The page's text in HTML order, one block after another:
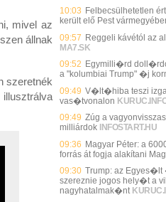
mivel az
állnak
szeretnék
illusztrálva
10:03 Felbecsülhetetlen
került elő Pest
09:57 Reggeli kávétól az
MA7.SK
09:52 Egymilli�rd
a "kolumbiai Trump" �j
09:49 V�lt�hiba teszi
vas�tvonalon
09:49 Zúg a
milliárdok INFOSTART.HU
09:36 Magyar Péter: a
forrás át fogja alakítani
09:30 Trump: az Egyes�lt
szereznie jogos hely�t a
nagyhatalmak�nt